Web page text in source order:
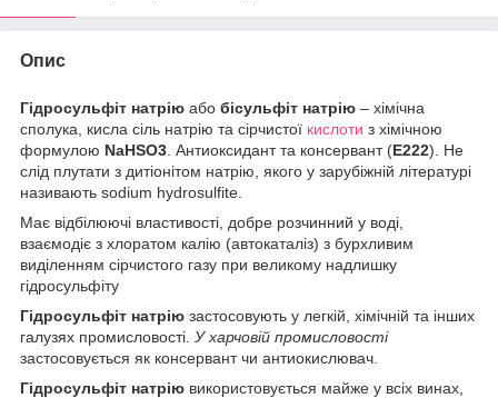
Опис
Гідросульфіт натрію або бісульфіт натрію – хімічна
сполука, кисла сіль натрію та сірчистої кислоти з хімічною
формулою NaHSO3 . Антиоксидант та консервант (E222). Не
слід плутати з дитіонітом натрію, якого у зарубіжній літературі
називають sodium hydrosulfite.
Має відбілюючі властивості, добре розчинний у воді,
взаємодіє з хлоратом калію (автокаталіз) з бурхливим
виділенням сірчистого газу при великому надлишку
гідросульфіту
Гідросульфіт натрію застосовують у легкій, хімічній та інших
галузях промисловості. У харчовій промисловості
застосовується як консервант чи антиокислювач.
Гідросульфіт натрію використовується майже у всіх винах,